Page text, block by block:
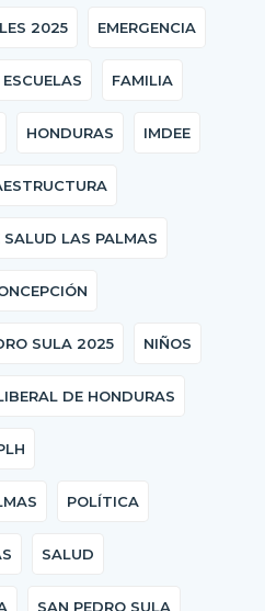
2025 EMERGENCIA
ESCUELAS FAMILIA
HONDURAS IMDEE
LAS PALMAS
SULA 2025 NIÑOS
DE HONDURAS
POLÍTICA
SALUD
SAN PEDRO SULA